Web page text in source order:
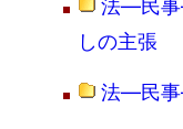
法―民
しの主張
法―民